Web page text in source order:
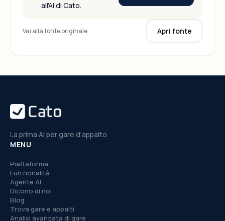
all'AI di Cato.
Vai alla fonte originale Apri fonte
La prima AI per gare d'appalto
MENU
Piattaforma
Funzionalità
Agente AI
Dicono di noi
Blog
Trova gare e appalti
Analisi avanzata di gare